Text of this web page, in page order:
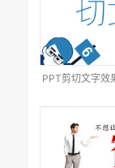
PPT剪切文字效